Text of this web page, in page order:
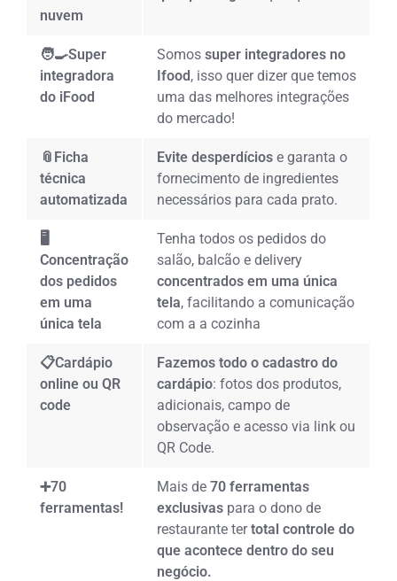
nuvem
🧑‍🍳Super
integradora
do iFood
Somossuper integradores no
Ifood, isso quer dizer que temos
uma das melhores integrações
do mercado!
📎Ficha
técnica
automatizada
Evite desperdícios e garanta o
fornecimento de ingredientes
necessários para cada prato.
🖥️
Concentração
dos pedidos
em uma
única tela
Tenha todos os pedidos do
salão, balcão e delivery
concentrados em uma única
tela, facilitando a comunicação
com a a cozinha
📋Cardápio
online ou QR
code
Fazemos todo o cadastro do
cardápio: fotos dos produtos,
adicionais, campo de
observação e acesso via link ou
QR Code.
➕70
ferramentas!
Mais de70 ferramentas
exclusivas para o dono de
restaurante tertotal controle do
que acontece dentro do seu
negócio.